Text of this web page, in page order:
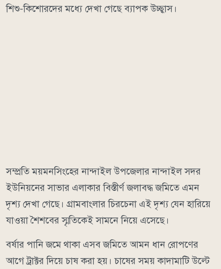
শিশু-কিশোরদের মধ্যে দেখা গেছে ব্যাপক উচ্ছ্বাস।
সম্প্রতি ময়মনসিংহের নান্দাইল উপজেলার নান্দাইল সদর
ইউনিয়নের সাভার এলাকার বিস্তীর্ণ জলাবদ্ধ জমিতে এমন
দৃশ্য দেখা গেছে। গ্রামবাংলার চিরচেনা এই দৃশ্য যেন হারিয়ে
যাওয়া শৈশবের স্মৃতিকেই সামনে নিয়ে এসেছে।
বর্ষার পানি জমে থাকা এসব জমিতে আমন ধান রোপণের
আগে ট্রাক্টর দিয়ে চাষ করা হয়। চাষের সময় কাদামাটি উল্টে